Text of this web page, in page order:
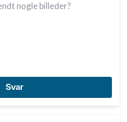
nogle billeder?
Svar